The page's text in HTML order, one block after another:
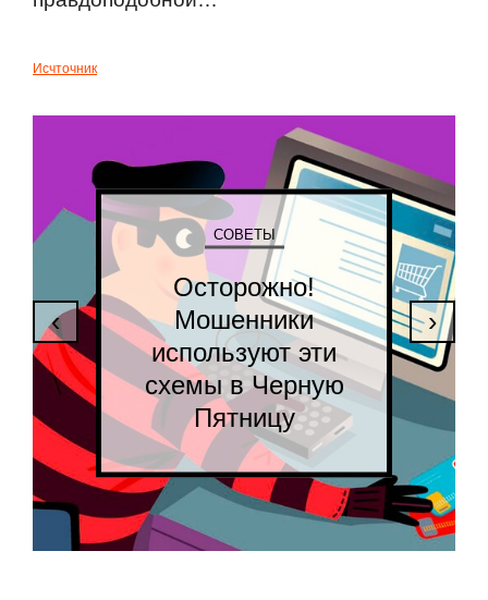
Исчточник
СОВЕТЫ
Осторожно!
Мошенники
используют эти
схемы в Черную
Пятницу
‹ ›